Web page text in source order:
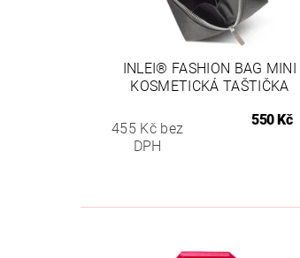
INLEI® FASHION BAG MINI
KOSMETICKÁ TAŠTIČKA
455 Kč bez
DPH
550 Kč